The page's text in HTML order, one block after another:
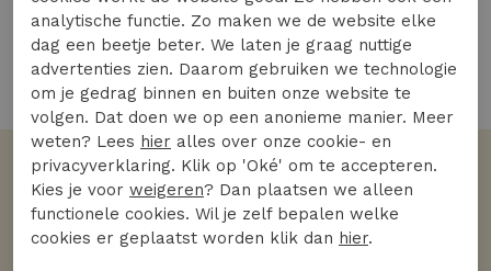
22,49 44,99
3 van de 3 gezien
Volgens jullie
De favoriete merken
analytische functie. Zo maken we de website elke
dag een beetje beter. We laten je graag nuttige
advertenties zien. Daarom gebruiken we technologie
om je gedrag binnen en buiten onze website te
volgen. Dat doen we op een anonieme manier. Meer
weten? Lees hier alles over onze cookie- en
privacyverklaring. Klik op 'Oké' om te accepteren.
Kies je voor weigeren? Dan plaatsen we alleen
functionele cookies. Wil je zelf bepalen welke
cookies er geplaatst worden klik dan hier.